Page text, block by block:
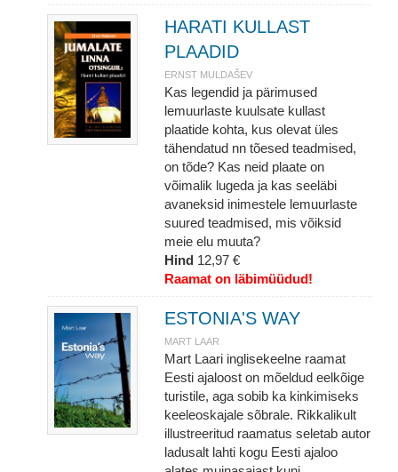
HARATI KULLAST
PLAADID
ERNST MULDAŠEV
Kas legendid ja pärimused
lemuurlaste kuulsate kullast
plaatide kohta, kus olevat üles
tähendatud nn tõesed teadmised,
on tõde? Kas neid plaate on
võimalik lugeda ja kas seeläbi
avaneksid inimestele lemuurlaste
suured teadmised, mis võiksid
meie elu muuta?
Hind 12,97 €
Raamat on läbimüüdud!
ESTONIA'S WAY
MART LAAR
Mart Laari inglisekeelne raamat
Eesti ajaloost on mõeldud eelkõige
turistile, aga sobib ka kinkimiseks
keeleoskajale sõbrale. Rikkalikult
illustreeritud raamatus seletab autor
ladusalt lahti kogu Eesti ajaloo